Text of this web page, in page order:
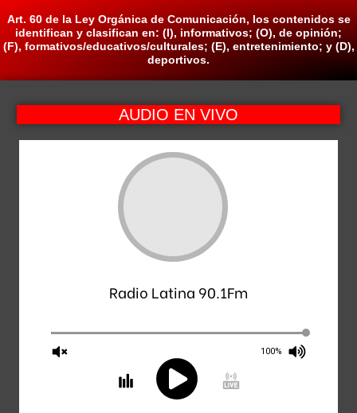
Art. 60 de la Ley Orgánica de Comunicación, los contenidos se
identifican y clasifican en: (I), informativos; (O), de opinión;
(F), formativos/educativos/culturales; (E), entretenimiento; y (D),
deportivos.
AUDIO EN VIVO
Radio Latina 90.1Fm
100%